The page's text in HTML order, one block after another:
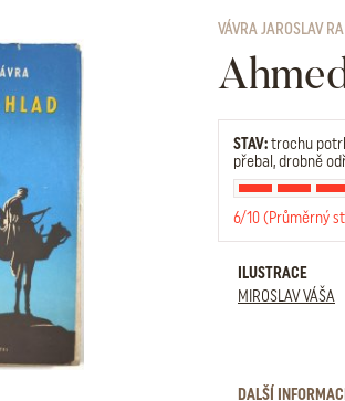
VÁVRA JAROSLAV
STAV:trochu
přebal, drobně
6/10 (Průměrný
ILUSTRACE
MIROSLAV VÁŠA
DALŠÍ